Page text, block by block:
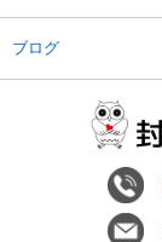
ブログ